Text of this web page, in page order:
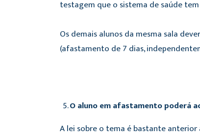
testagem que o sistema de saúde
Os demais alunos da mesma sala
(afastamento de 7 dias,
O aluno em afastamento poderá
A lei sobre o tema é bastante